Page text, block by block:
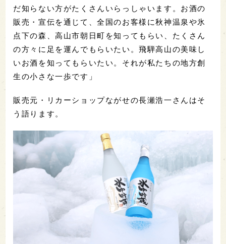
だ知らない方がたくさんいらっしゃいます。お酒の
販売・宣伝を通じて、全国のお客様に秋神温泉や氷
点下の森、高山市朝日町を知ってもらい、たくさん
の方々に足を運んでもらいたい。飛騨高山の美味し
いお酒を知ってもらいたい。それが私たちの地方創
生の小さな一歩です」
販売元・リカーショップながせの長瀬浩一さんはそ
う語ります。